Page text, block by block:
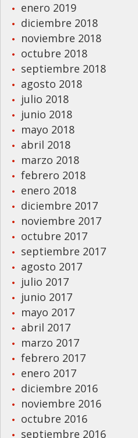
enero 2019
diciembre 2018
noviembre 2018
octubre 2018
septiembre 2018
agosto 2018
julio 2018
junio 2018
mayo 2018
abril 2018
marzo 2018
febrero 2018
enero 2018
diciembre 2017
noviembre 2017
octubre 2017
septiembre 2017
agosto 2017
julio 2017
junio 2017
mayo 2017
abril 2017
marzo 2017
febrero 2017
enero 2017
diciembre 2016
noviembre 2016
octubre 2016
septiembre 2016